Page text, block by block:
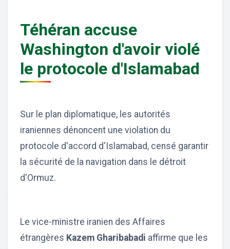
Téhéran accuse
Washington d'avoir violé
le protocole d'Islamabad
Sur le plan diplomatique, les autorités
iraniennes dénoncent une violation du
protocole d'accord d'Islamabad, censé garantir
la sécurité de la navigation dans le détroit
d'Ormuz.
Le vice-ministre iranien des Affaires
étrangères Kazem Gharibabadi affirme que les